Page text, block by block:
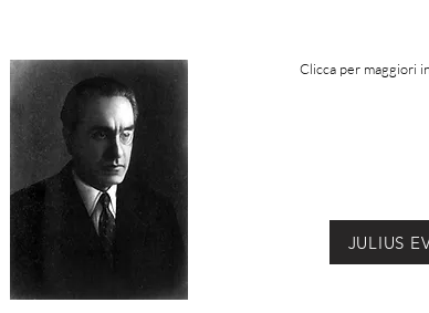
Clicca per maggiori
JULIUS